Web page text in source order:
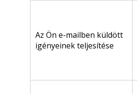
Az Ön e-mailben küldött
igényeinek teljesítése